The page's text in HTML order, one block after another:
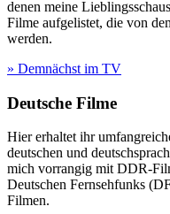
denen meine
Filme aufgelistet, die von
werden.
» Demnächst im TV
Deutsche Filme
Hier erhaltet ihr
deutschen und
mich vorrangig mit DDR-
Deutschen Fernsehfunks
Filmen.